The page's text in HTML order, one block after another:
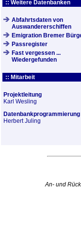
:: Weitere Datenbanken
Abfahrtsdaten von
Auswandererschiffen
Emigration Bremer
Passregister
Fast vergessen ...
Wiedergefunden
:: Mitarbeit
Projektleitung
Karl Wesling
Datenbankprogrammierung
Herbert Juling
An- und